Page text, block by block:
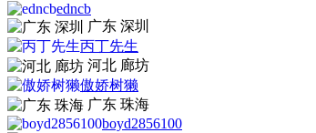
edncb
广东 深圳
丙丁先生
河北 廊坊
傲娇树獭
广东 珠海
boyd2856100